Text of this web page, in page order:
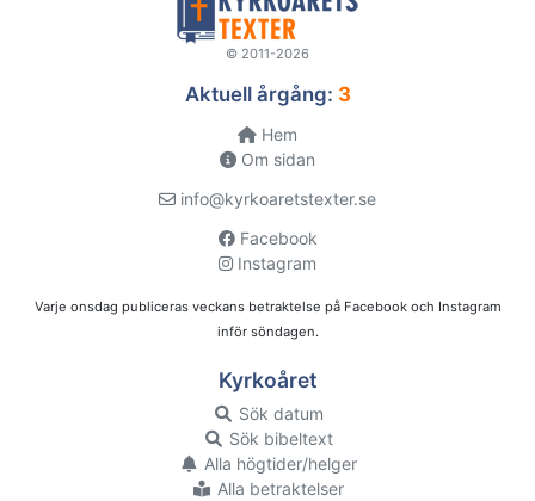
© 2011-2026
Aktuell årgång: 3
Hem
Om sidan
info@kyrkoaretstexter.se
Facebook
Instagram
Varje onsdag publiceras veckans betraktelse på Facebook och Instagram
inför söndagen.
Kyrkoåret
Sök datum
Sök bibeltext
Alla högtider/helger
Alla betraktelser